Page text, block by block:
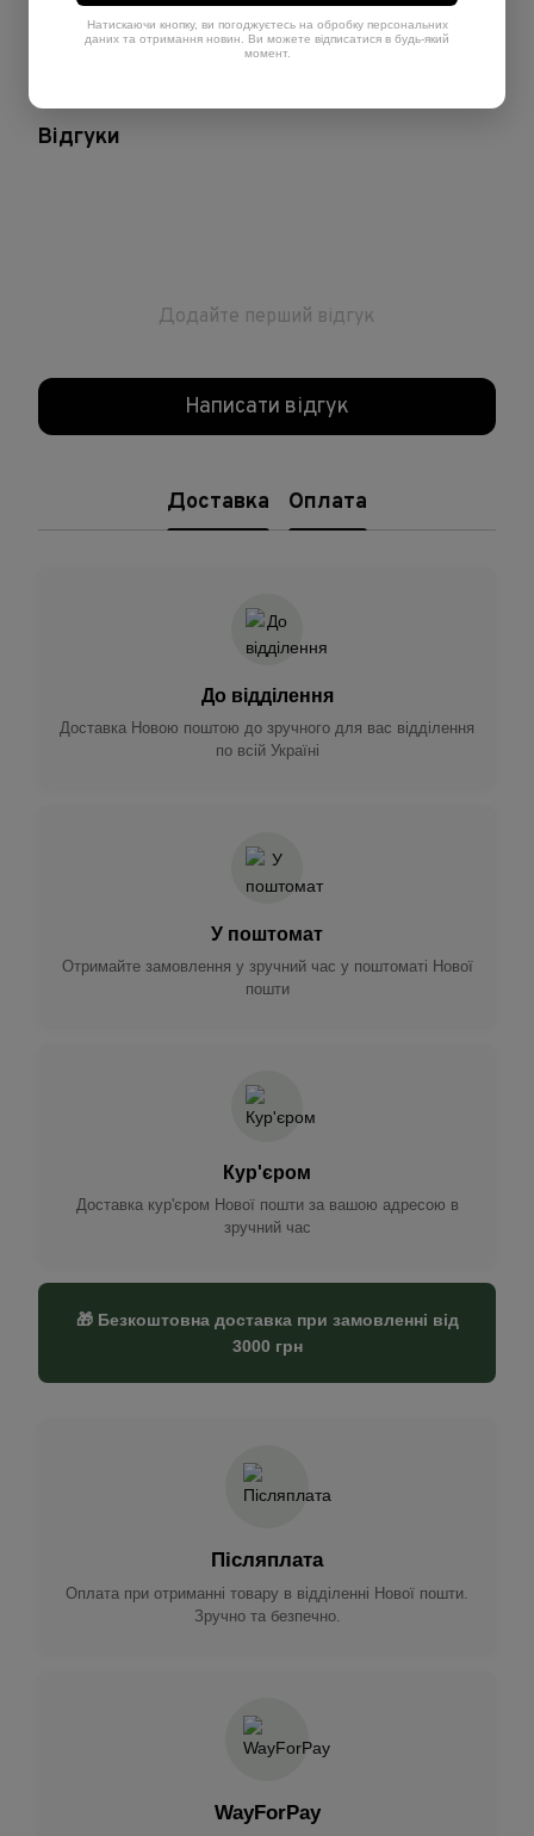
Рівень 8
Відгуки
Додайте перший відгук
Написати відгук
Доставка Оплата
До відділення
Доставка Новою поштою до зручного для вас відділення
по всій Україні
У поштомат
Отримайте замовлення у зручний час у поштоматі Нової
пошти
Кур'єром
Доставка кур'єром Нової пошти за вашою адресою в
зручний час
🎁 Безкоштовна доставка при замовленні від
3000 грн
Післяплата
Оплата при отриманні товару в відділенні Нової пошти.
Зручно та безпечно.
WayForPay
Натискаючи кнопку, ви погоджуєтесь на обробку персональних
даних та отримання новин. Ви можете відписатися в будь-який
момент.